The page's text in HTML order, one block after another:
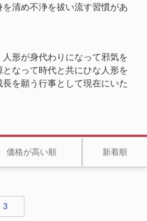
清め不浄を祓い流す習慣があ
形が身代わりになって邪気を
なって時代と共にひな人形を
を願う行事として現在にいた
価格が高い順 新着順
3